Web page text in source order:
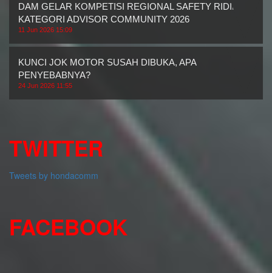
DAM GELAR KOMPETISI REGIONAL SAFETY RIDING
KATEGORI ADVISOR COMMUNITY 2026
11 Jun 2026 15:09
KUNCI JOK MOTOR SUSAH DIBUKA, APA
PENYEBABNYA?
24 Jun 2026 11:55
TWITTER
Tweets by hondacomm
FACEBOOK